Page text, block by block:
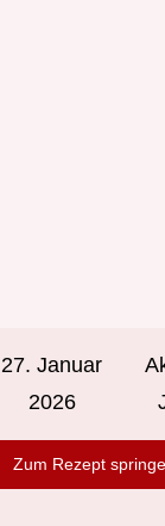
27. Januar
2026
Zum Rezept